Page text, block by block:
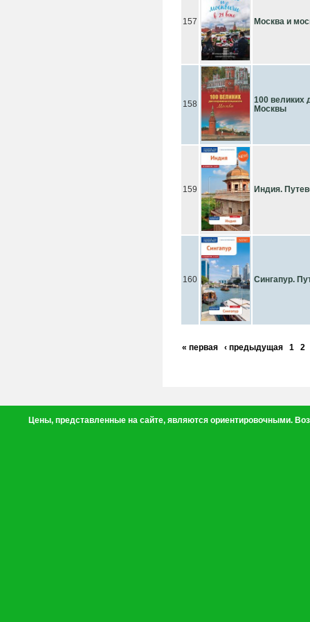
157 Москва и
158
100 великих
Москвы
159 Индия.
160 Сингапур.
« первая ‹ предыдущая 1 2
Цены, представленные на сайте, являются ориентировочными.